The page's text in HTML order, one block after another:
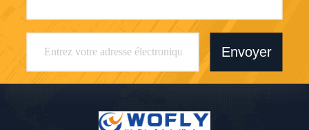
Envoyer